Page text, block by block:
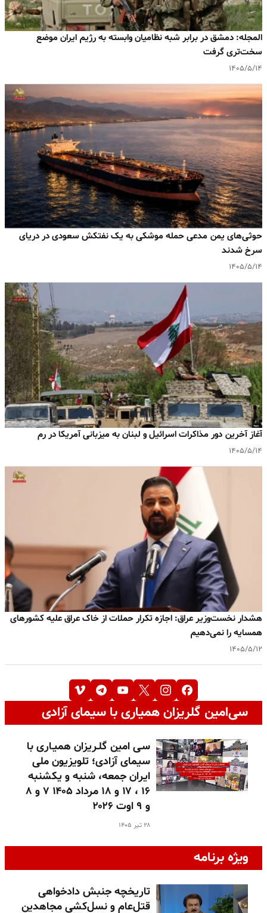
المجله: دمشق در برابر شبه‌ نظامیان وابسته به رژیم ایران موضع
سخت‌تری گرفت
۱۴۰۵/۵/۱۴
حوثی‌های یمن مدعی حمله موشکی به یک نفتکش سعودی در دریای
سرخ شدند
۱۴۰۵/۵/۱۴
آغاز آخرین دور مذاکرات اسرائیل و لبنان به میزبانی آمریکا در رم
۱۴۰۵/۵/۱۴
هشدار نخست‌وزیر عراق: اجازه تکرار حملات از خاک عراق علیه کشورهای
همسایه را نمی‌دهیم
۱۴۰۵/۵/۱۲
سی‌امین گلریزان همیاری با سیمای آزادی
سـی امین گلـریزان همیـاری با
سیمای آزادی؛ تلویزیون ملی
ایران جمعه، شنبه و یکشنبه
۱۶ ، ۱۷ و ۱۸ مرداد ۱۴۰۵ ۷ و ۸
و ۹ اوت ۲۰۲۶
۲۸ تیر ۱۴۰۵
ویژه برنامه
تاریخچه جنبش دادخواهی
قتل‌عام و نسل‌کشی مجاهدین